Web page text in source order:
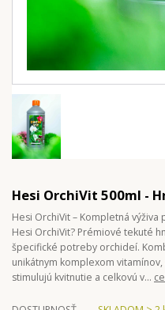
Hesi OrchiVit 500ml -
Hesi OrchiVit – Kompletná
Hesi OrchiVit? Prémiové tekuté
špecifické potreby orchideí.
unikátnym komplexom
stimulujú kvitnutie a celkovú v...